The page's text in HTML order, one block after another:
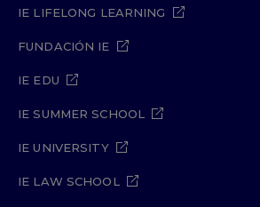
IE LIFELONG LEARNING
FUNDACIÓN IE
IE EDU
IE SUMMER SCHOOL
IE UNIVERSITY
IE LAW SCHOOL